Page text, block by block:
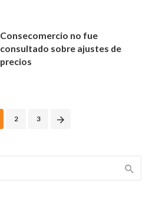
Consecomercio no fue
consultado sobre ajustes de
precios
2 3